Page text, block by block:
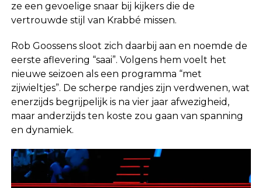
ze een gevoelige snaar bij kijkers die de
vertrouwde stijl van Krabbé missen.
Rob Goossens sloot zich daarbij aan en noemde de
eerste aflevering “saai”. Volgens hem voelt het
nieuwe seizoen als een programma “met
zijwieltjes”. De scherpe randjes zijn verdwenen, wat
enerzijds begrijpelijk is na vier jaar afwezigheid,
maar anderzijds ten koste zou gaan van spanning
en dynamiek.